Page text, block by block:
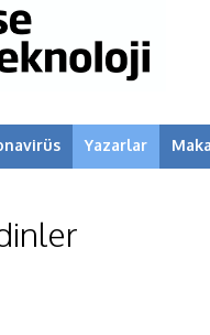
Yazarlar